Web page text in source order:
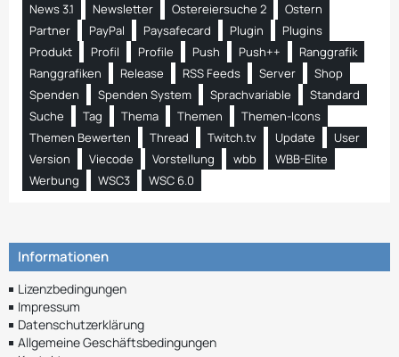
News 3.1
Newsletter Ostereiersuche 2
Ostern
Partner
PayPal Paysafecard Plugin
Plugins
Produkt
Profil Profile Push Push++
Ranggrafik
Ranggrafiken
Release RSS Feeds Server
Shop
Spenden
Spenden System Sprachvariable
Standard
Suche
Tag Thema Themen
Themen-Icons
Themen Bewerten
Thread Twitch.tv Update
User
Version
Viecode Vorstellung wbb
WBB-Elite
Werbung
WSC3 WSC 6.0
Informationen
Lizenzbedingungen
Impressum
Datenschutzerklärung
Allgemeine Geschäftsbedingungen